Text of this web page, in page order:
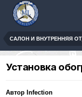
САЛОН И ВНУТРЕННЯЯ
Установка
Автор Infection